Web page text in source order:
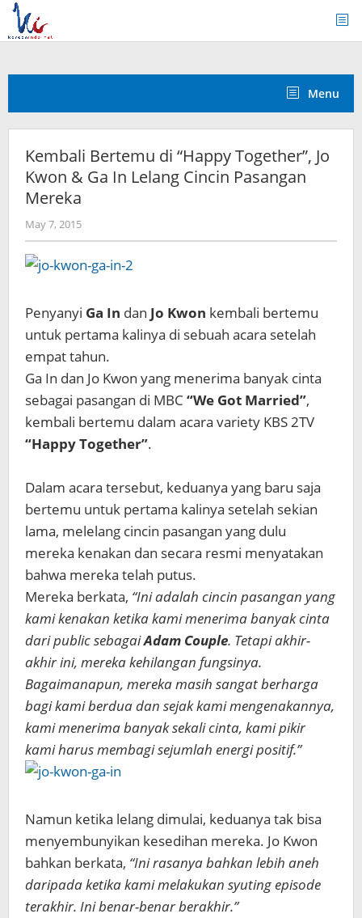
Skip
content
Menu
Kembali Bertemu di “Happy Together”, Jo
Kwon & Ga In Lelang Cincin Pasangan
Mereka
May 7, 2015by
Koreanindo
Penyanyi Ga In dan Jo Kwon kembali bertemu
untuk pertama kalinya di sebuah acara setelah
empat tahun.
Ga In dan Jo Kwon yang menerima banyak cinta
sebagai pasangan di MBC “We Got Married”,
kembali bertemu dalam acara variety KBS 2TV
“Happy Together”.
Dalam acara tersebut, keduanya yang baru saja
bertemu untuk pertama kalinya setelah sekian
lama, melelang cincin pasangan yang dulu
mereka kenakan dan secara resmi menyatakan
bahwa mereka telah putus.
Mereka berkata, “Ini adalah cincin pasangan yang
kami kenakan ketika kami menerima banyak cinta
dari public sebagaiAdam Couple. Tetapi akhir-
akhir ini, mereka kehilangan fungsinya.
Bagaimanapun, mereka masih sangat berharga
bagi kami berdua dan sejak kami mengenakannya,
kami menerima banyak sekali cinta, kami pikir
kami harus membagi sejumlah energi positif.”
Namun ketika lelang dimulai, keduanya tak bisa
menyembunyikan kesedihan mereka. Jo Kwon
bahkan berkata, “Ini rasanya bahkan lebih aneh
daripada ketika kami melakukan syuting episode
terakhir. Ini benar-benar berakhir.”